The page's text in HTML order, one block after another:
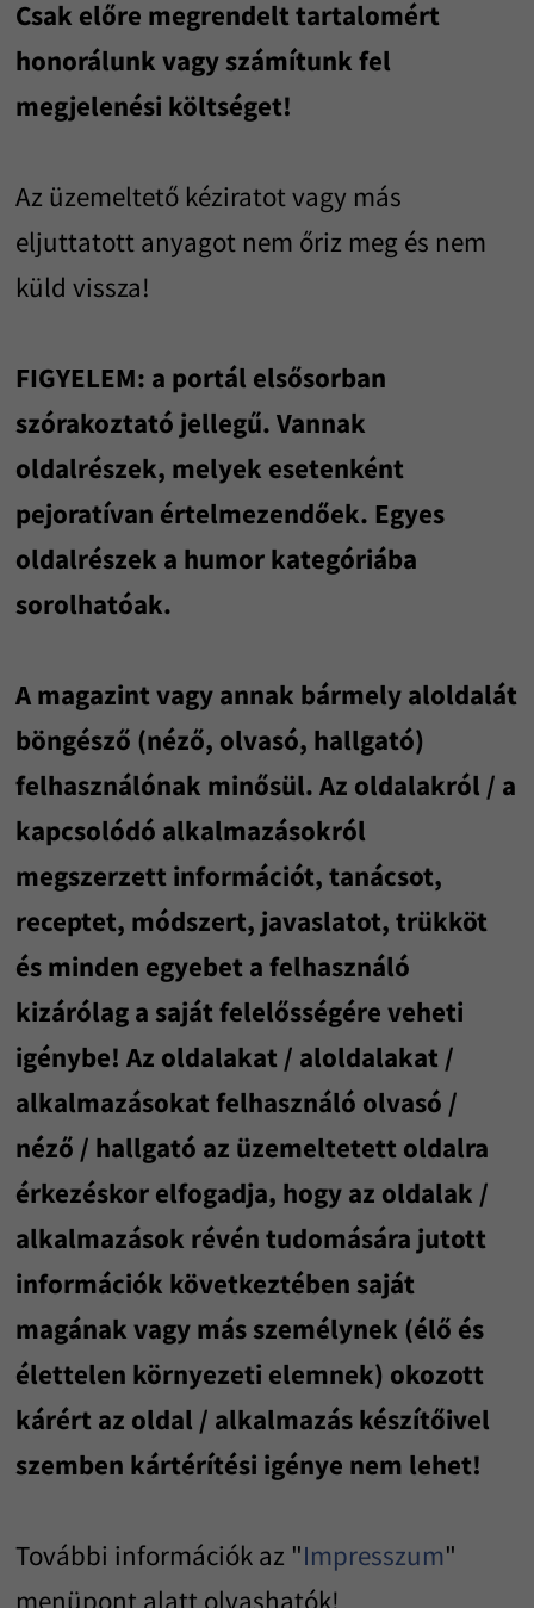
Csak előre megrendelt tartalomért
honorálunk vagy számítunk fel
megjelenési költséget!
Az üzemeltető kéziratot vagy más
eljuttatott anyagot nem őriz meg és nem
küld vissza!
FIGYELEM: a portál elsősorban
szórakoztató jellegű. Vannak
oldalrészek, melyek esetenként
pejoratívan értelmezendőek. Egyes
oldalrészek a humor kategóriába
sorolhatóak.
A magazint vagy annak bármely aloldalát
böngésző (néző, olvasó, hallgató)
felhasználónak minősül. Az oldalakról / a
kapcsolódó alkalmazásokról
megszerzett információt, tanácsot,
receptet, módszert, javaslatot, trükköt
és minden egyebet a felhasználó
kizárólag a saját felelősségére veheti
igénybe! Az oldalakat / aloldalakat /
alkalmazásokat felhasználó olvasó /
néző / hallgató az üzemeltetett oldalra
érkezéskor elfogadja, hogy az oldalak /
alkalmazások révén tudomására jutott
információk következtében saját
magának vagy más személynek (élő és
élettelen környezeti elemnek) okozott
kárért az oldal / alkalmazás készítőivel
szemben kártérítési igénye nem lehet!
További információk az "Impresszum"
menüpont alatt olvashatók!